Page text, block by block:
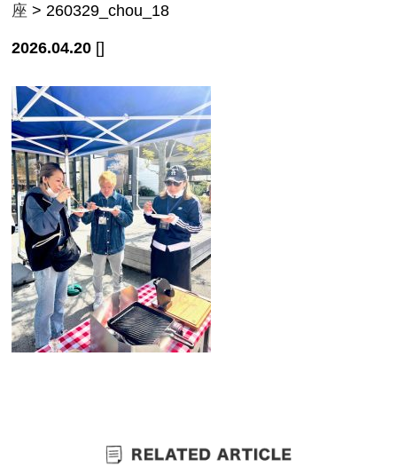
座 > 260329_chou_18
2026.04.20 []